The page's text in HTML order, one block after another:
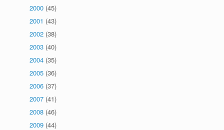
2000 (45)
2001 (43)
2002 (38)
2003 (40)
2004 (35)
2005 (36)
2006 (37)
2007 (41)
2008 (46)
2009 (44)